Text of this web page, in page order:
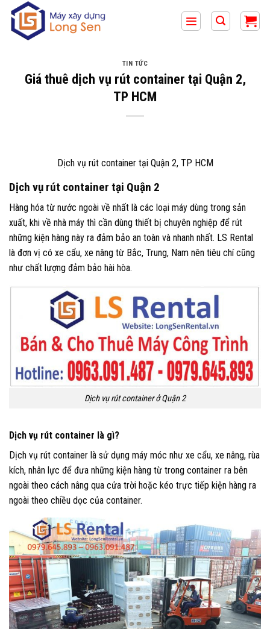
qua
TIN TỨC
Giá thuê dịch vụ rút container tại Quận 2,
TP HCM
Dịch vụ rút container tại Quận 2, TP HCM
Dịch vụ rút container tại Quận 2
Hàng hóa từ nước ngoài về nhất là các loại máy dùng trong sản
xuất, khi về nhà máy thì cần dùng thiết bị chuyên nghiệp để rút
những kiện hàng này ra đảm bảo an toàn và nhanh nhất. LS Rental
là đơn vị có xe cẩu, xe nâng từ Bắc, Trung, Nam nên tiêu chí cũng
như chất lượng đảm bảo hài hòa.
Dịch vụ rút container ở Quận 2
Dịch vụ rút container là gì?
Dịch vụ rút container là sử dụng máy móc như xe cẩu, xe nâng, rùa
kích, nhân lực để đưa những kiện hàng từ trong container ra bên
ngoài theo cách nâng qua cửa trời hoặc kéo trực tiếp kiện hàng ra
ngoài theo chiều dọc của container.